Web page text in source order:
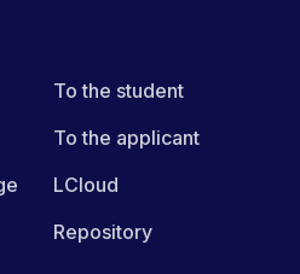
To the student
To the applicant
LCloud
Repository